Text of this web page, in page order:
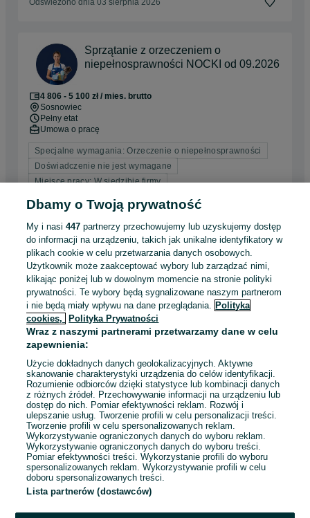
Odświeżono dnia 03 sierpnia 2026
Sprzątanie z orzeczeniem o
niepełnosprawności NOCKI od 09.2026
4 806 - 5 100 zł / mies. brutto
Sosnowiec
Pełny etat
Umowa o pracę
Specjalne wymagania: Orzeczenie o niepełnosprawności
Doświadczenie nie jest wymagane
Miejsce pracy: W siedzibie firmy
03 sierpnia 2026
Pakowanie ciastek- Praca od ZARAZ!
6 000 - 8 000 zł / mies. brutto
Katowice, Kostuchna
Pełny etat
Umowa zlecenie
Specjalne wymagania: Książeczka sanepidowska
Doświadczenie nie jest wymagane
Dyspozycyjność: Praca zmianowa, Praca w weekendy
Miejsce pracy: W siedzibie firmy
+ 2 inne
Odświeżono dnia 06 sierpnia 2026
Strona główna Praca Prace magazynowe
Dbamy o Twoją prywatność
My i nasi447 partnerzy przechowujemy lub uzyskujemy dostęp
do informacji na urządzeniu, takich jak unikalne identyfikatory w
plikach cookie w celu przetwarzania danych osobowych.
Użytkownik może zaakceptować wybory lub zarządzać nimi,
klikając poniżej lub w dowolnym momencie na stronie polityki
prywatności. Te wybory będą sygnalizowane naszym partnerom
i nie będą miały wpływu na dane przeglądania. Polityka
cookies,
Polityka Prywatności
Wraz z naszymi partnerami przetwarzamy dane w celu
zapewnienia:
Użycie dokładnych danych geolokalizacyjnych. Aktywne
skanowanie charakterystyki urządzenia do celów identyfikacji.
Rozumienie odbiorców dzięki statystyce lub kombinacji danych
z różnych źródeł. Przechowywanie informacji na urządzeniu lub
dostęp do nich. Pomiar efektywności reklam. Rozwój i
ulepszanie usług. Tworzenie profili w celu personalizacji treści.
Tworzenie profili w celu spersonalizowanych reklam.
Wykorzystywanie ograniczonych danych do wyboru reklam.
Wykorzystywanie ograniczonych danych do wyboru treści.
Pomiar efektywności treści. Wykorzystanie profili do wyboru
spersonalizowanych reklam. Wykorzystywanie profili w celu
doboru spersonalizowanych treści.
Lista partnerów (dostawców)